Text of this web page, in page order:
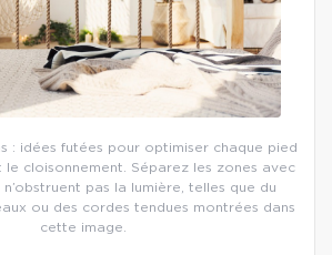
: idées futées pour optimiser chaque pied
cloisonnement. Séparez les zones avec
pas la lumière, telles que du
ou des cordes tendues montrées dans
cette image.